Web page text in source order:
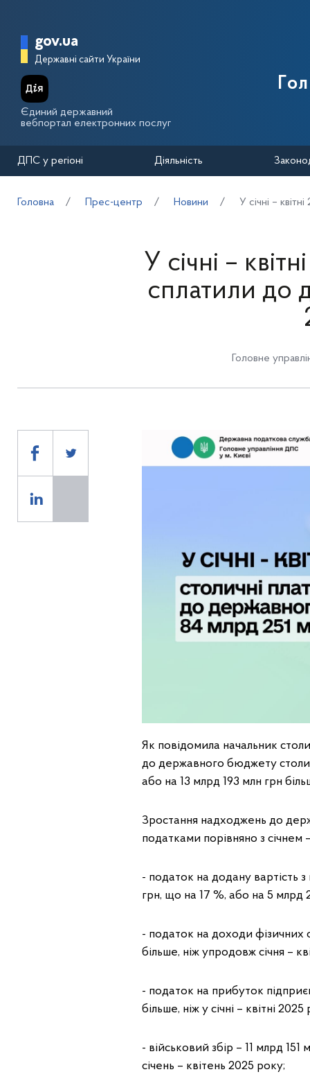
Головна сторінка Державної
gov.ua
Державні сайти України
Єдиний державний
вебпортал електронних послуг
ДПС у регіоні Діяльність
Головна Прес-центр Новини У січні –
У січні –
сплатили до
Головне
Як повідомила начальник
до державного бюджету
або на 13 млрд 193 млн грн
Зростання надходжень до
податками порівняно з січнем
- податок на додану вартість
грн, що на 17 %, або на 5 млрд
- податок на доходи фізичних
більше, ніж упродовж січня –
- податок на прибуток
більше, ніж у січні – квітні 2025
- військовий збір – 11 млрд
січень – квітень 2025 року;